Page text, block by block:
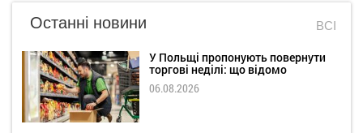
Останні новини ВСІ
У Польщі пропонують повернути
торгові неділі: що відомо
06.08.2026